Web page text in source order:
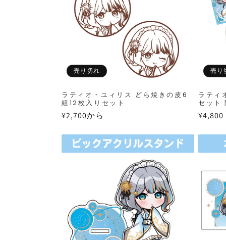
売り切れ
ラティオ・ユィリス どら焼きの皮6
組12枚入りセット
通
格
¥2,700から
売り
ラティ
セット
通
格
¥4,800